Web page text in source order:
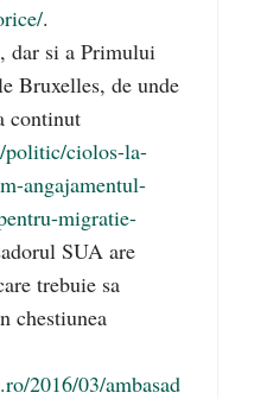
.
dar si a Primului
Bruxelles, de unde
continut
ciolos-la-
angajamentul-
migratie-
SUA are
trebuie sa
chestiunea
2016/03/ambasad